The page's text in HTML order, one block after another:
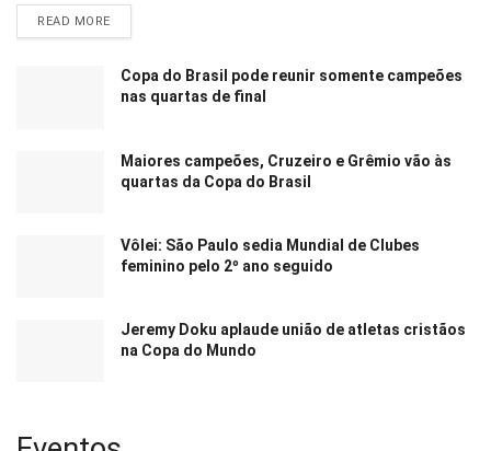
READ MORE
Copa do Brasil pode reunir somente campeões
nas quartas de final
Maiores campeões, Cruzeiro e Grêmio vão às
quartas da Copa do Brasil
Vôlei: São Paulo sedia Mundial de Clubes
feminino pelo 2º ano seguido
Jeremy Doku aplaude união de atletas cristãos
na Copa do Mundo